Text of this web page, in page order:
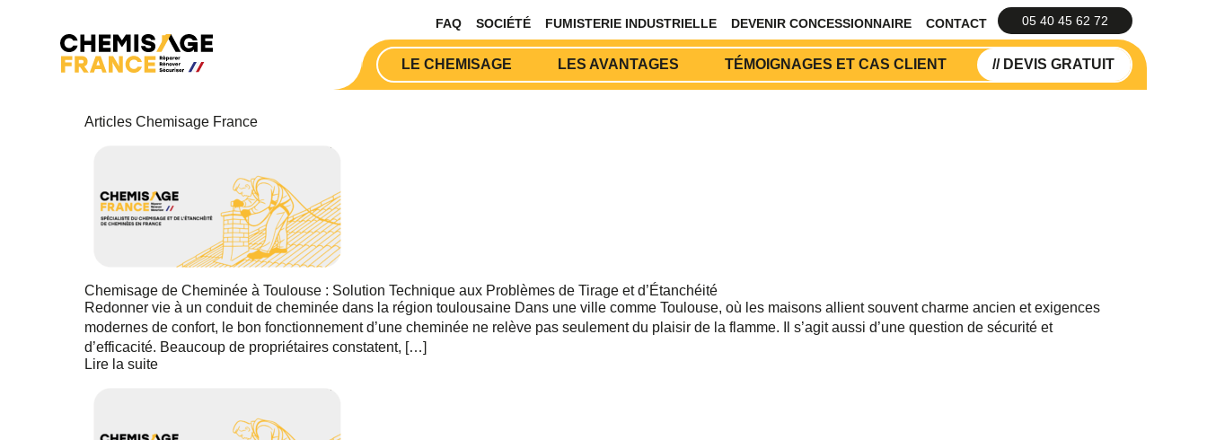
FAQ SOCIÉTÉ FUMISTERIE INDUSTRIELLE DEVENIR CONCESSIONNAIRE CONTACT
LE CHEMISAGE LES AVANTAGES TÉMOIGNAGES ET CAS CLIENT // DEVIS GRATUIT
05 40 45 62 72
Articles Chemisage France
Chemisage de Cheminée à Toulouse : Solution Technique aux Problèmes de Tirage et d’Étanchéité
Redonner vie à un conduit de cheminée dans la région toulousaine Dans une ville comme Toulouse, où les maisons allient souvent charme ancien et exigences
modernes de confort, le bon fonctionnement d’une cheminée ne relève pas seulement du plaisir de la flamme. Il s’agit aussi d’une question de sécurité et
d’efficacité. Beaucoup de propriétaires constatent, […]
Lire la suite